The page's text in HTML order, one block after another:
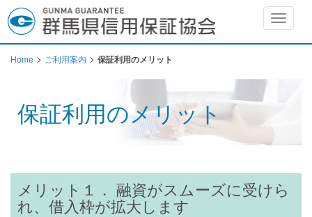
Toggle
Home > ご利用案内 > 保証利用のメリット
保証利用のメリット
メリット１． 融資がスムーズに受けら
れ、借入枠が拡大します